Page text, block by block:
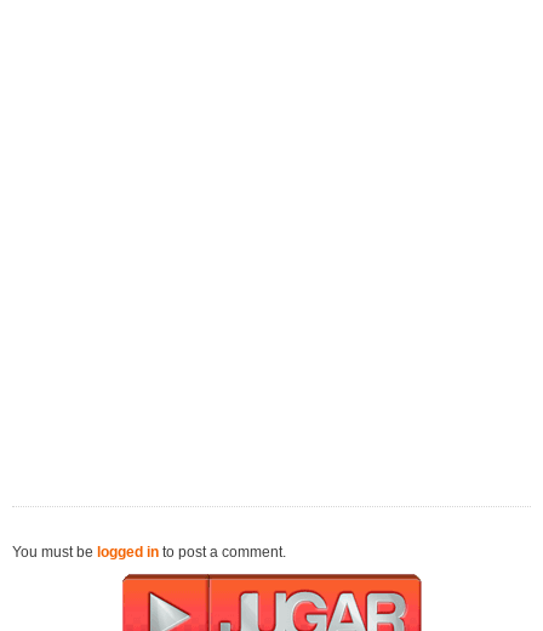
You must be logged in to post a comment.